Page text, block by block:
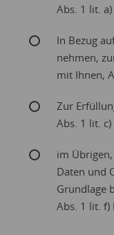
Abs. 1 lit. a)
In Bezug
nehmen,
mit Ihnen,
Zur
Abs. 1 lit. c)
im
Daten und
Grundlage
Abs. 1 lit. f)